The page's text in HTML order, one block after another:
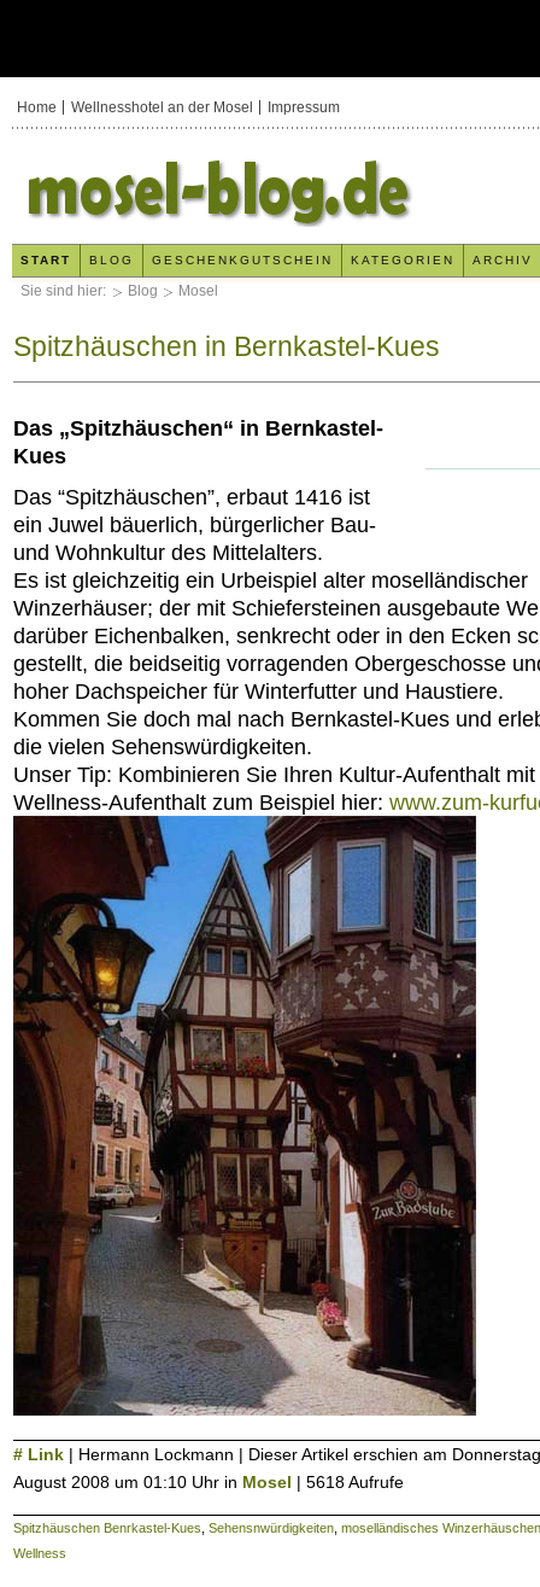
Sie sind hier: Blog Mosel
Spitzhäuschen in Bernkastel-Kues
Das „Spitzhäuschen“ in Bernkastel-
Kues
Das “Spitzhäuschen”, erbaut 1416 ist
ein Juwel bäuerlich, bürgerlicher Bau-
und Wohnkultur des Mittelalters.
Es ist gleichzeitig ein Urbeispiel alter moselländischer
Winzerhäuser; der mit Schiefersteinen ausgebaute
darüber Eichenbalken, senkrecht oder in den Ecken
gestellt, die beidseitig vorragenden Obergeschosse
hoher Dachspeicher für Winterfutter und Haustiere.
Kommen Sie doch mal nach Bernkastel-Kues und
die vielen Sehenswürdigkeiten.
Unser Tip: Kombinieren Sie Ihren Kultur-Aufenthalt
Wellness-Aufenthalt zum Beispiel hier: www.zum-
# Link | Hermann Lockmann | Dieser Artikel erschien am
August 2008 um 01:10 Uhr in Mosel | 5618 Aufrufe
Spitzhäuschen Benrkastel-Kues Sehensnwürdigkeiten moselländisches Winzerhäuschen
Wellness
Home Wellnesshotel an der Mosel Impressum
START BLOG GESCHENKGUTSCHEIN KATEGORIEN ARCHIV